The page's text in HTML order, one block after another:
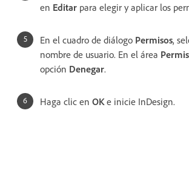
en Editar para elegir y aplicar los
En el cuadro de diálogo Permisos,
nombre de usuario. En el área
opción Denegar.
Haga clic en OKe inicie InDesign.